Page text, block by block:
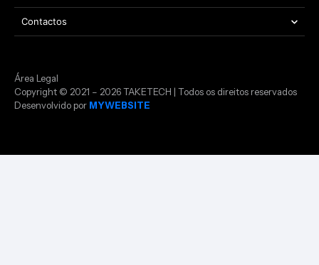
Contactos
Copyright © 2021 – 2026 TAKETECH | Todos os direitos reservados
Desenvolvido por MYWEBSITE
Área Legal